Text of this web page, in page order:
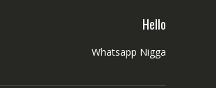
Hello
Whatsapp Nigga